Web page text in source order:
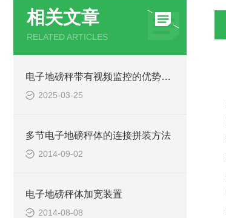
相关文章
RELATED ARTICLES
电子地磅秤带有视频监控的优势和重要性
2025-03-25
多节电子地磅秤体的连接拼装方法
2014-09-02
电子地磅秤体加宽装置
2014-08-08